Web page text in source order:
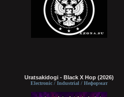
Uratsakidogi - Black X Hop (2026)
Electronic / Industrial / Неформат